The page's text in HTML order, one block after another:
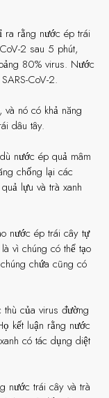
ra rằng nước ép trái
2 sau 5 phút,
80% virus. Nước
CoV-2.
nó có khả năng
dâu tây.
nước ép quả mâm
chống lại các
lựu và trà xanh
nước ép trái cây tự
vì chúng có thể tạo
chứa cũng có
thù của virus đường
kết luận rằng nước
có tác dụng diệt
nước trái cây và trà